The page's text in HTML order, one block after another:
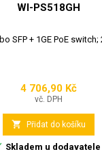
WI-PS518GH
SFP + 1GE PoE switch;
Cena
4 706,90 Kč
vč. DPH
 Přidat do košíku
Skladem u dodavatele